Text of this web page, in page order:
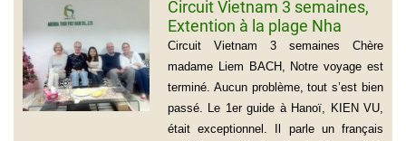
Circuit Vietnam 3 semaines,
Extention à la plage Nha
Trang, Groupe de Mr Jean-
Pierre KERLING Téléphone en
France: 06 13 01 66 06
Circuit Vietnam 3 semaines Chère
madame Liem BACH, Notre voyage est
terminé. Aucun problème, tout s’est bien
passé. Le 1er guide à Hanoï, KIEN VU,
était exceptionnel. Il parle un français